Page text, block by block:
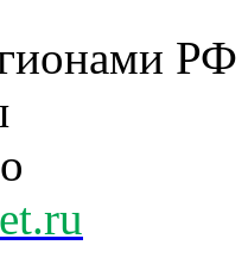
РФ